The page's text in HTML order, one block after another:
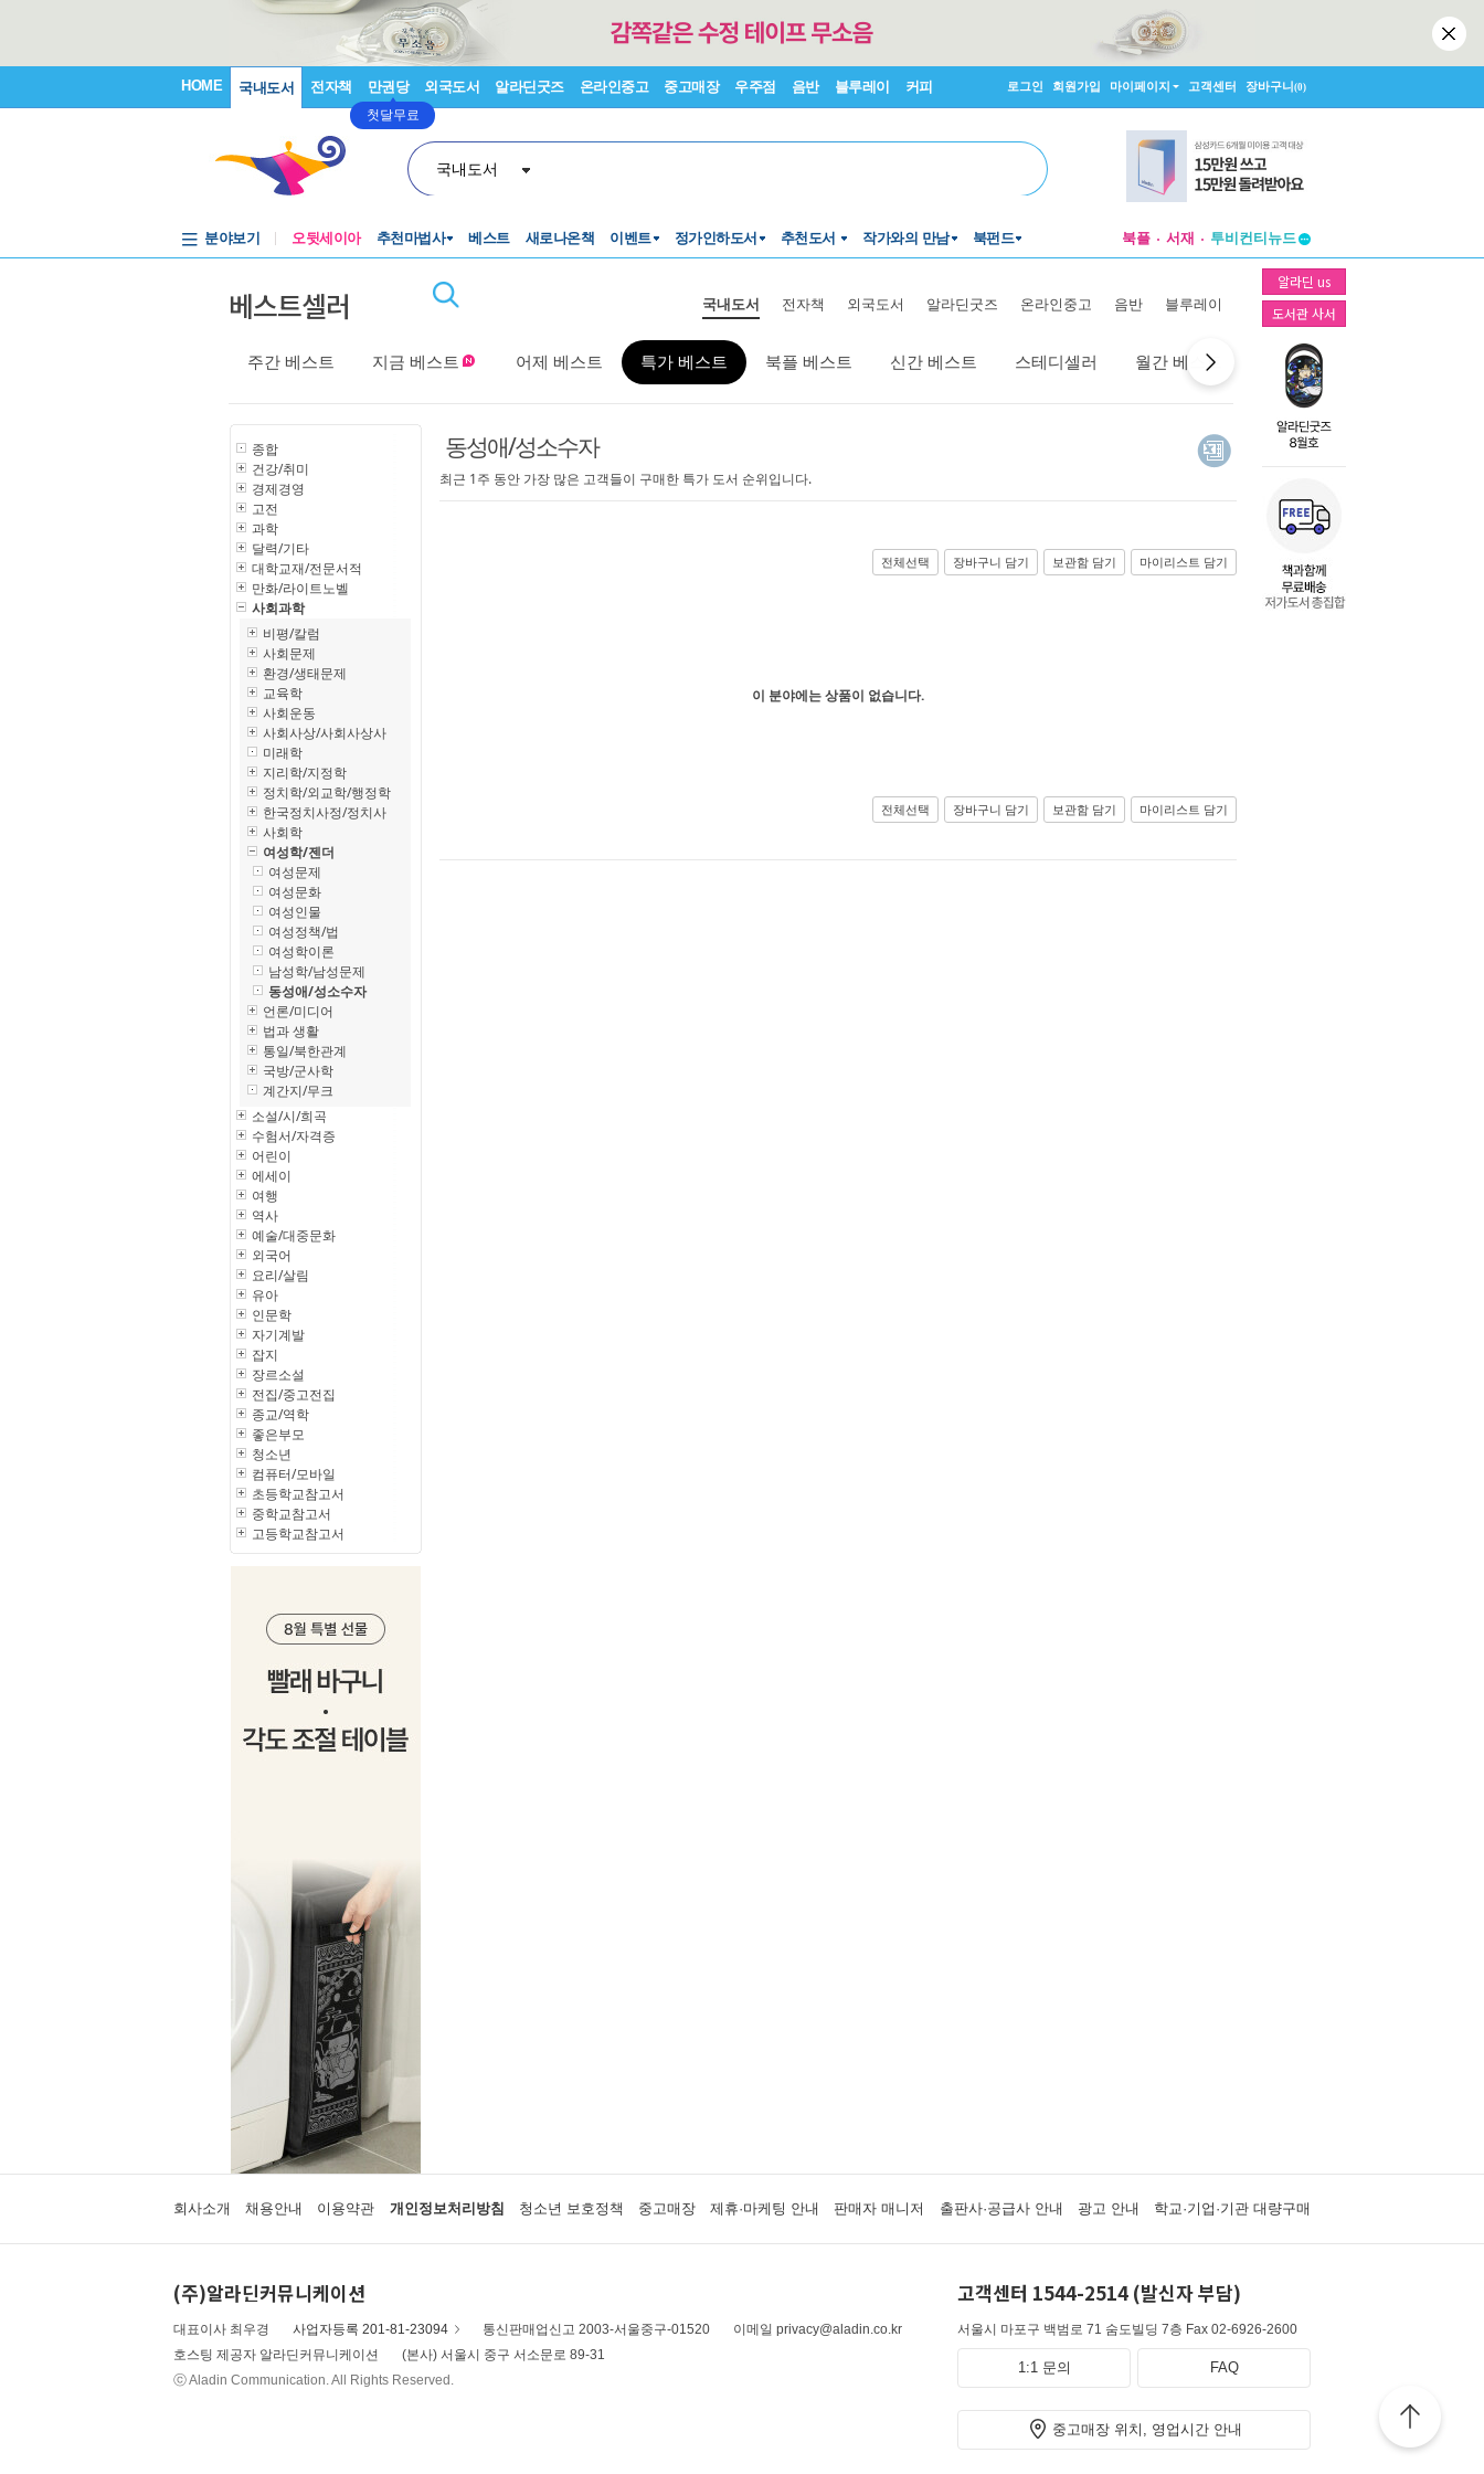
HOME 국내도서 전자책 만권당
첫달무료
외국도서 알라딘굿즈 온라인중고 중고매장 우주점 음반 블루레이 커피 로그인 회원가입 마이페이지 고객센터 장바구니(0)
국내도서
분야보기 오뒷세이아 추천마법사 베스트 새로나온책 이벤트 정가인하도서 추천도서 작가와의 만남 북펀드 북플 서재
투비컨티뉴드
창작플랫폼
투비컨티뉴드
알라딘 us
도서관 사서
베스트셀러 국내도서 전자책 외국도서 알라딘굿즈 온라인중고 음반 블루레이
주간 베스트 지금 베스트 어제 베스트 특가 베스트 북플 베스트 신간 베스트 스테디셀러 월간 베스트 역대 베스트
종합
건강/취미
경제경영
고전
과학
달력/기타
대학교재/전문서적
만화/라이트노벨
사회과학
비평/칼럼
사회문제
환경/생태문제
교육학
사회운동
사회사상/사회사상사
미래학
지리학/지정학
정치학/외교학/행정학
한국정치사정/정치사
사회학
여성학/젠더
여성문제
여성문화
여성인물
여성정책/법
여성학이론
남성학/남성문제
동성애/성소수자
언론/미디어
법과 생활
통일/북한관계
국방/군사학
계간지/무크
소설/시/희곡
수험서/자격증
어린이
에세이
여행
역사
예술/대중문화
외국어
요리/살림
유아
인문학
자기계발
잡지
장르소설
전집/중고전집
종교/역학
좋은부모
청소년
컴퓨터/모바일
초등학교참고서
중학교참고서
고등학교참고서
동성애/성소수자
최근 1주 동안 가장 많은 고객들이 구매한 특가 도서 순위입니다.
전체선택 장바구니 담기 보관함 담기 마이리스트 담기
이 분야에는 상품이 없습니다.
전체선택 장바구니 담기 보관함 담기 마이리스트 담기
회사소개 채용안내 이용약관 개인정보처리방침 청소년 보호정책 중고매장 제휴·마케팅 안내 판매자 매니저 출판사·공급사 안내 광고 안내 학교·기업·기관 대량구매
(주)알라딘커뮤니케이션
대표이사 최우경 사업자등록 201-81-23094 통신판매업신고 2003-서울중구-01520
이메일 privacy@aladin.co.kr
호스팅 제공자 알라딘커뮤니케이션
(본사) 서울시 중구 서소문로 89-31
ⓒ Aladin Communication. All Rights Reserved.
고객센터 1544-2514 (발신자 부담)
서울시 마포구 백범로 71 숨도빌딩 7층 Fax 02-6926-2600
1:1 문의 FAQ
중고매장 위치, 영업시간 안내